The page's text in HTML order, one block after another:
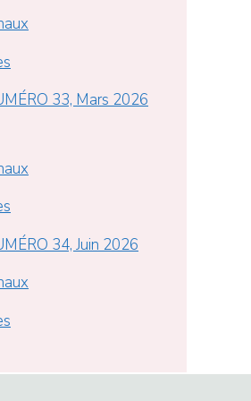
33, Mars 2026
34, Juin 2026